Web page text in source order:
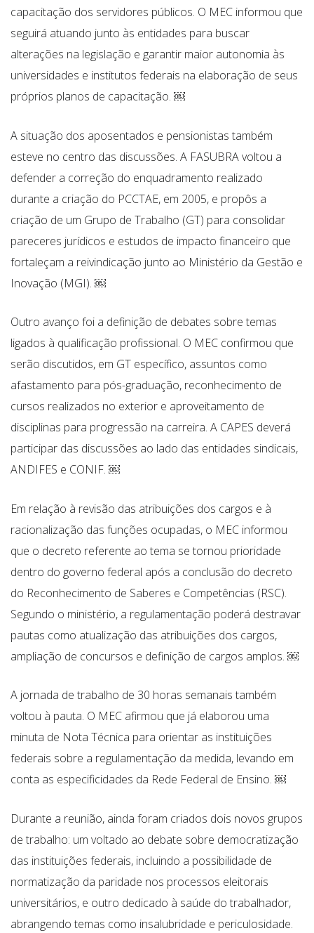
capacitação dos servidores públicos. O MEC informou que
seguirá atuando junto às entidades para buscar
alterações na legislação e garantir maior autonomia às
universidades e institutos federais na elaboração de seus
próprios planos de capacitação. ￼
A situação dos aposentados e pensionistas também
esteve no centro das discussões. A FASUBRA voltou a
defender a correção do enquadramento realizado
durante a criação do PCCTAE, em 2005, e propôs a
criação de um Grupo de Trabalho (GT) para consolidar
pareceres jurídicos e estudos de impacto financeiro que
fortaleçam a reivindicação junto ao Ministério da Gestão e
Inovação (MGI). ￼
Outro avanço foi a definição de debates sobre temas
ligados à qualificação profissional. O MEC confirmou que
serão discutidos, em GT específico, assuntos como
afastamento para pós-graduação, reconhecimento de
cursos realizados no exterior e aproveitamento de
disciplinas para progressão na carreira. A CAPES deverá
participar das discussões ao lado das entidades sindicais,
ANDIFES e CONIF. ￼
Em relação à revisão das atribuições dos cargos e à
racionalização das funções ocupadas, o MEC informou
que o decreto referente ao tema se tornou prioridade
dentro do governo federal após a conclusão do decreto
do Reconhecimento de Saberes e Competências (RSC).
Segundo o ministério, a regulamentação poderá destravar
pautas como atualização das atribuições dos cargos,
ampliação de concursos e definição de cargos amplos. ￼
A jornada de trabalho de 30 horas semanais também
voltou à pauta. O MEC afirmou que já elaborou uma
minuta de Nota Técnica para orientar as instituições
federais sobre a regulamentação da medida, levando em
conta as especificidades da Rede Federal de Ensino. ￼
Durante a reunião, ainda foram criados dois novos grupos
de trabalho: um voltado ao debate sobre democratização
das instituições federais, incluindo a possibilidade de
normatização da paridade nos processos eleitorais
universitários, e outro dedicado à saúde do trabalhador,
abrangendo temas como insalubridade e periculosidade.